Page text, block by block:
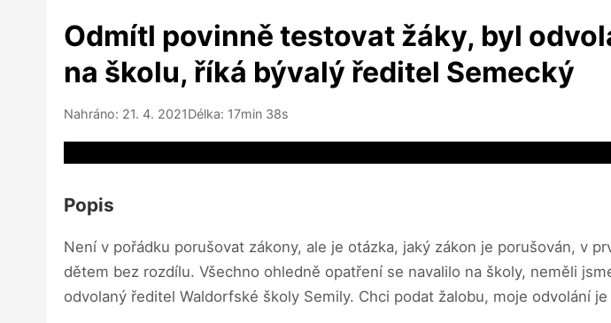
Odmítl povinně testovat žáky, byl
na školu, říká bývalý ředitel Semecký
Nahráno: 21. 4. 2021Délka: 17min 38s
Popis
Není v pořádku porušovat zákony, ale je otázka, jaký zákon je porušován, v
dětem bez rozdílu. Všechno ohledně opatření se navalilo na školy, neměli
odvolaný ředitel Waldorfské školy Semily. Chci podat žalobu, moje odvolání